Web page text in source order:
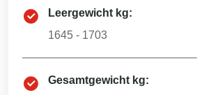
Leergewicht kg:
1645 - 1703
Gesamtgewicht kg: